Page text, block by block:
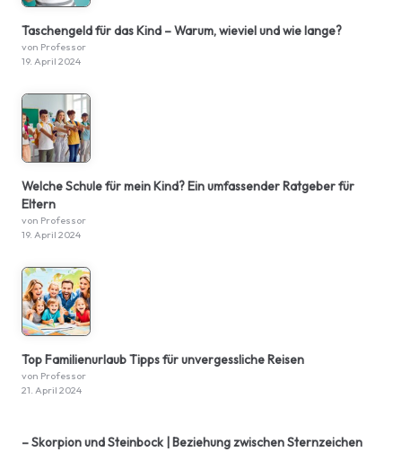
Taschengeld für das Kind – Warum, wieviel und wie lange?
von Professor
19. April 2024
Welche Schule für mein Kind? Ein umfassender Ratgeber für
Eltern
von Professor
19. April 2024
Top Familienurlaub Tipps für unvergessliche Reisen
von Professor
21. April 2024
– Skorpion und Steinbock | Beziehung zwischen Sternzeichen